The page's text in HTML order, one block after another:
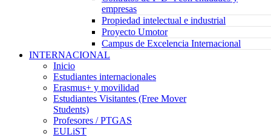
empresas
Propiedad intelectual e industrial
Proyecto Umotor
Campus de Excelencia Internacional
INTERNACIONAL
Inicio
Estudiantes internacionales
Erasmus+ y movilidad
Estudiantes Visitantes (Free Mover
Students)
Profesores / PTGAS
EULiST